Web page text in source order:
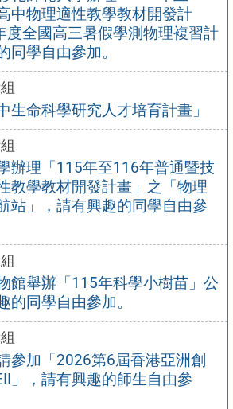
中物理適性教學教材開發計
度全國高三暑假學測物理複習計
同學自由參加。
生命科學研究人才培育計畫」
辦理「115年至116年普通暨技
教學教材開發計畫」之「物理
站」，請有興趣的同學自由參
館舉辦「115年科學小樹苗」公
的同學自由參加。
參加「2026第6屆香港亞洲創
」，請有興趣的師生自由參